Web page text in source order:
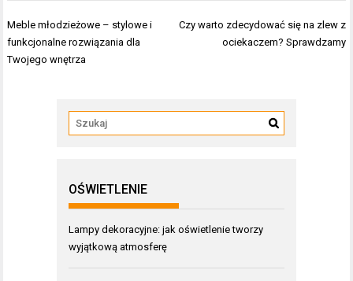
Nawigacja
wpisu
Meble młodzieżowe – stylowe i
funkcjonalne rozwiązania dla
Twojego wnętrza
Czy warto zdecydować się na zlew z
ociekaczem? Sprawdzamy
OŚWIETLENIE
Lampy dekoracyjne: jak oświetlenie tworzy
wyjątkową atmosferę